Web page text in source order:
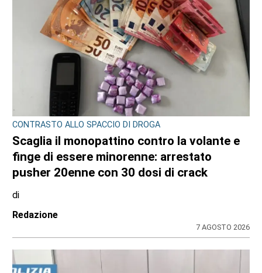
CONTRASTO ALLO SPACCIO DI DROGA
Scaglia il monopattino contro la volante e
finge di essere minorenne: arrestato
pusher 20enne con 30 dosi di crack
di
Redazione
7 AGOSTO 2026